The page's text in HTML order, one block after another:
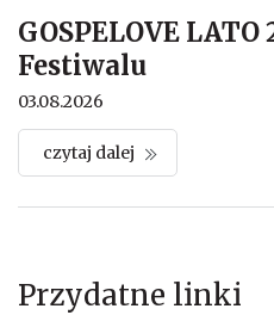
Przydatne linki
GOSPELOVE
Festiwalu
03.08.2026
czytaj dalej